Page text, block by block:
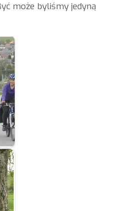
może byliśmy jedyną